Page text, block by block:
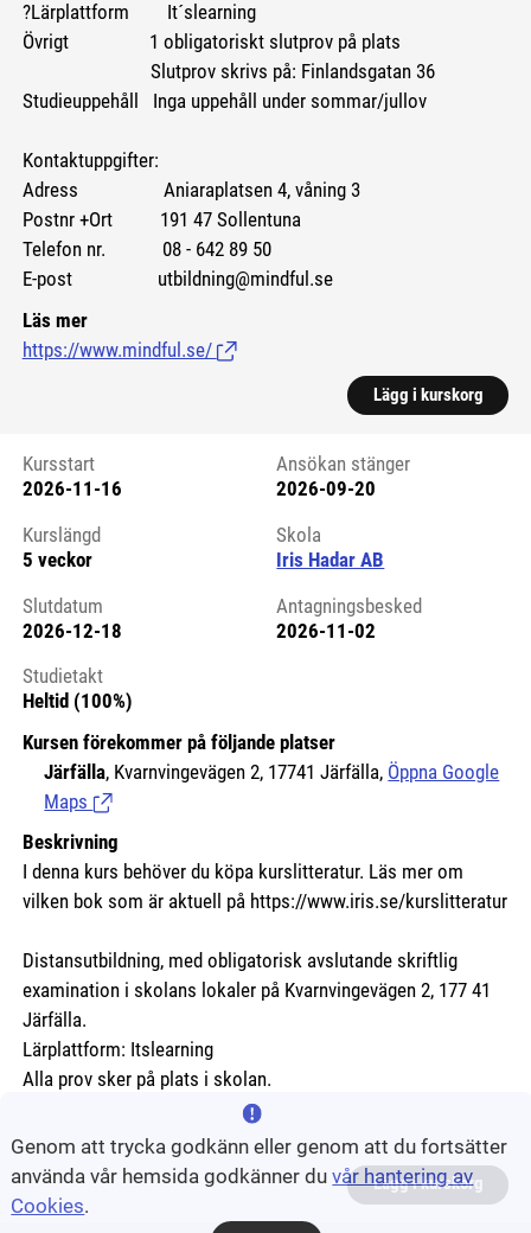
?Lärplattform It´slearning
Övrigt 1 obligatoriskt slutprov på plats
Slutprov skrivs på: Finlandsgatan 36
Studieuppehåll Inga uppehåll under sommar/jullov
Kontaktuppgifter:
Adress Aniaraplatsen 4, våning 3
Postnr +Ort 191 47 Sollentuna
Telefon nr. 08 - 642 89 50
E-post utbildning@mindful.se
Läs mer
https://www.mindful.se/ (Länk till extern sida.)
Lägg i kurskorg
Kursstart 6112864
Kursstart
2026-11-16
Ansökan stänger
2026-09-20
Kurslängd
5 veckor
Skola
Iris Hadar AB
Slutdatum
2026-12-18
Antagningsbesked
2026-11-02
Studietakt
Heltid (100%)
Kursen förekommer på följande platser
Järfälla, Kvarnvingevägen 2, 17741 Järfälla, Öppna Google
Maps (Länk till extern sida.)
Beskrivning
I denna kurs behöver du köpa kurslitteratur. Läs mer om
vilken bok som är aktuell på https://www.iris.se/kurslitteratur
Distansutbildning, med obligatorisk avslutande skriftlig
examination i skolans lokaler på Kvarnvingevägen 2, 177 41
Järfälla.
Lärplattform: Itslearning
Alla prov sker på plats i skolan.
Lägg i kurskorg
Genom att trycka godkänn eller genom att du fortsätter
använda vår hemsida godkänner duvår hantering av
Cookies.